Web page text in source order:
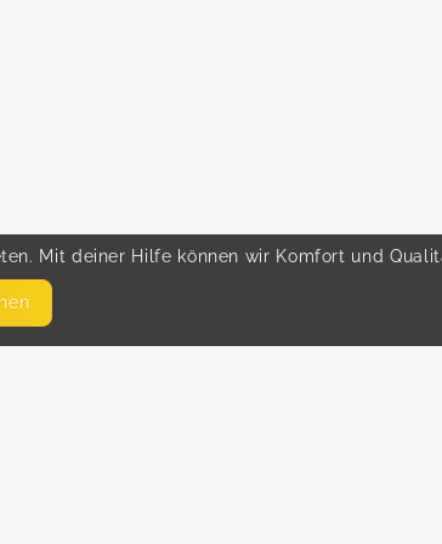
Mit deiner Hilfe können wir Komfort und